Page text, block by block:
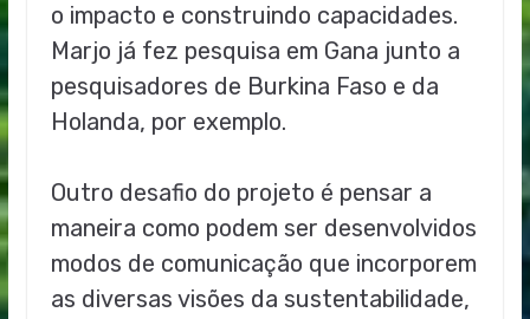
o impacto e construindo capacidades.
Marjo já fez pesquisa em Gana junto a
pesquisadores de Burkina Faso e da
Holanda, por exemplo.
Outro desafio do projeto é pensar a
maneira como podem ser desenvolvidos
modos de comunicação que incorporem
as diversas visões da sustentabilidade,